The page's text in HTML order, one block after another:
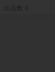
出品数 0